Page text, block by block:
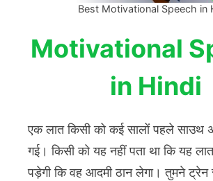
Best Motivational Speech in
Motivational
in Hindi
एक लात किसी को कई सालों पहले साउथ
गई। किसी को यह नहीं पता था कि यह लात
पड़ेगी कि वह आदमी ठान लेगा। तुमने ट्रेन